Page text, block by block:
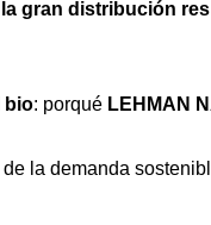
gran distribución
bio: porqué LEHMAN
la demanda